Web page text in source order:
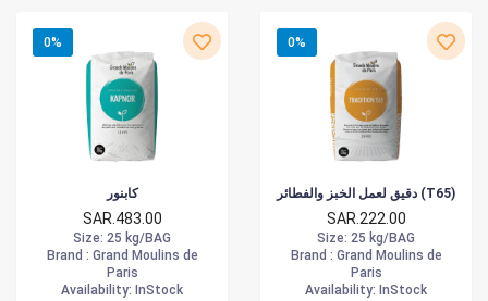
0%
كابنور
SAR.483.00
Size: 25 kg/BAG
Brand : Grand Moulins de
Paris
Availability: InStock
0%
دقيق لعمل الخبز والفطائر (T65)
SAR.222.00
Size: 25 kg/BAG
Brand : Grand Moulins de
Paris
Availability: InStock